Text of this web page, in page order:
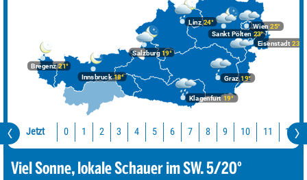
Bregenz21°
Graz19°
Innsbruck18°
Klagenfurt 19°
Linz24°
Salzburg19°
Wien 25°
Eisenstadt 23°
Sankt Pölten 23°
Jetzt 0 1 2 3 4 5 6 7 8 9 10 11 12
Viel Sonne, lokale Schauer im SW. 5/20°